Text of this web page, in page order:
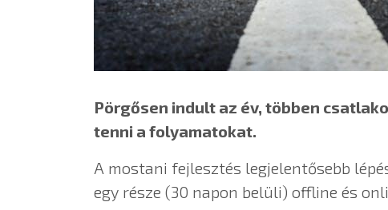
Pörgősen indult az év, többen
tenni a folyamatokat.
A mostani fejlesztés legjelentősebb
egy része (30 napon belüli) offline és